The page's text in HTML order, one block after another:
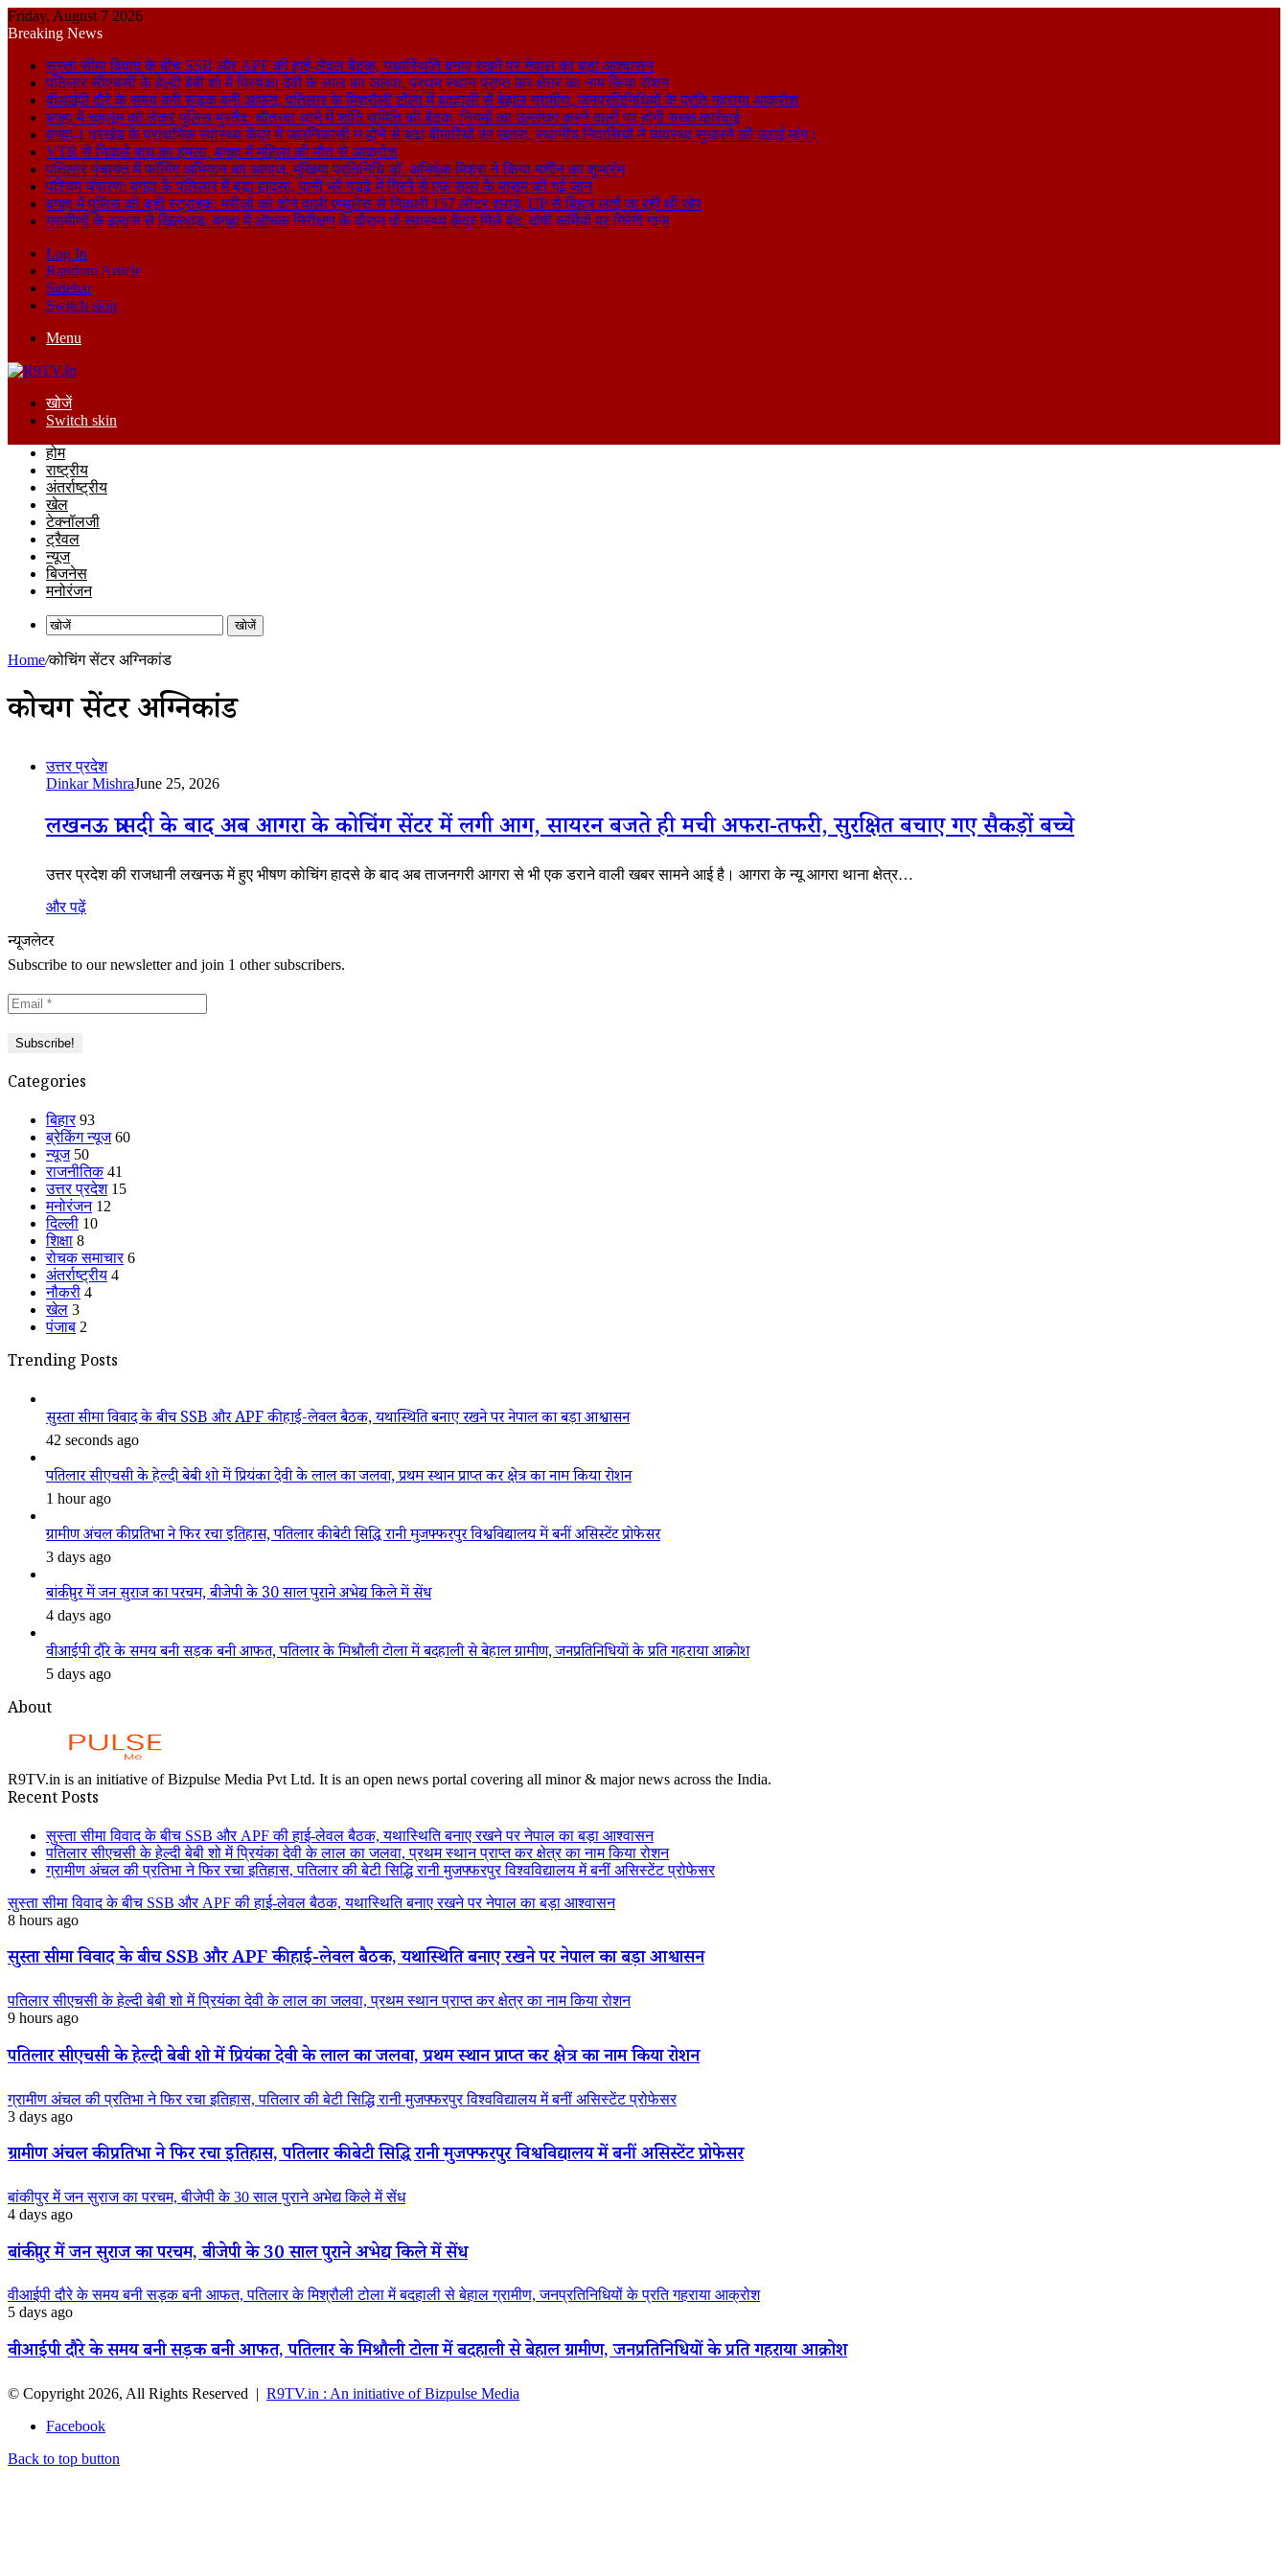
Friday, August 7 2026
Breaking News
सुस्ता सीमा विवाद के बीच SSB और APF की हाई-लेवल बैठक, यथास्थिति बनाए रखने पर नेपाल का बड़ा आश्वासन
पतिलार सीएचसी के हेल्दी बेबी शो में प्रियंका देवी के लाल का जलवा, प्रथम स्थान प्राप्त कर क्षेत्र का नाम किया रोशन
वीआईपी दौरे के समय बनी सड़क बनी आफत, पतिलार के मिश्रौली टोला में बदहाली से बेहाल ग्रामीण, जनप्रतिनिधियों के प्रति गहराया आक्रोश
बगहा में चहलूम को लेकर पुलिस मुस्तैद: चौतरवा थाने में शांति समिति की बैठक, नियमों का उल्लंघन करने वालों पर होगी सख्त कार्रवाई
बगहा-1 प्रखंड के प्राथमिक स्वास्थ्य केंद्र में जलनिकासी न होने से बढ़ा बीमारियों का खतरा, स्थानीय निवासियों ने व्यवस्था सुधारने की उठाई मांग।
VTR से निकले बाघ का हमला, बगहा में महिला की मौत से आक्रोश
पतिलार पंचायत में फॉगिंग अभियान का आगाज, मुखिया प्रतिनिधि डॉ. अभिषेक मिश्रा ने किया मशीन का शुभारंभ
पश्चिम चंपारण: बगहा के पतिलार में बड़ा हादसा, पानी भरे गड्ढे में गिरने से एक साल के मासूम की गई जान
बगहा में पुलिस की बड़ी स्ट्राइक: मरीजों को ढोने वाली एम्बुलेंस से निकली 157 लीटर शराब, UP से बिहार लाई जा रही थी खेप
ग्रामीणों के इलाज से खिलवाड़: बगहा में औचक निरीक्षण के दौरान दो स्वास्थ्य केंद्र मिले बंद, दोषी कर्मियों पर गिरेगी गाज
Log In
Random Article
Sidebar
Switch skin
Menu
खोजें
Switch skin
होम
राष्ट्रीय
अंतर्राष्ट्रीय
खेल
टेक्नॉलजी
ट्रैवल
न्यूज
बिजनेस
मनोरंजन
खोजें
Home/कोचिंग सेंटर अग्निकांड
कोचिंग सेंटर अग्निकांड
उत्तर प्रदेश
Dinkar MishraJune 25, 2026
लखनऊ त्रासदी के बाद अब आगरा के कोचिंग सेंटर में लगी आग, सायरन बजते ही मची अफरा-तफरी, सुरक्षित बचाए गए सैकड़ों बच्चे
उत्तर प्रदेश की राजधानी लखनऊ में हुए भीषण कोचिंग हादसे के बाद अब ताजनगरी आगरा से भी एक डराने वाली खबर सामने आई है। आगरा के न्यू आगरा थाना क्षेत्र…
और पढ़ें
न्यूजलेटर
Subscribe to our newsletter and join 1 other subscribers.
Categories
बिहार 93
ब्रेकिंग न्यूज 60
न्यूज 50
राजनीतिक 41
उत्तर प्रदेश 15
मनोरंजन 12
दिल्ली 10
शिक्षा 8
रोचक समाचार 6
अंतर्राष्ट्रीय 4
नौकरी 4
खेल 3
पंजाब 2
Trending Posts
सुस्ता सीमा विवाद के बीच SSB और APF की हाई-लेवल बैठक, यथास्थिति बनाए रखने पर नेपाल का बड़ा आश्वासन
42 seconds ago
पतिलार सीएचसी के हेल्दी बेबी शो में प्रियंका देवी के लाल का जलवा, प्रथम स्थान प्राप्त कर क्षेत्र का नाम किया रोशन
1 hour ago
ग्रामीण अंचल की प्रतिभा ने फिर रचा इतिहास, पतिलार की बेटी सिद्धि रानी मुजफ्फरपुर विश्वविद्यालय में बनीं असिस्टेंट प्रोफेसर
3 days ago
बांकीपुर में जन सुराज का परचम, बीजेपी के 30 साल पुराने अभेद्य किले में सेंध
4 days ago
वीआईपी दौरे के समय बनी सड़क बनी आफत, पतिलार के मिश्रौली टोला में बदहाली से बेहाल ग्रामीण, जनप्रतिनिधियों के प्रति गहराया आक्रोश
5 days ago
About
R9TV.in is an initiative of Bizpulse Media Pvt Ltd. It is an open news portal covering all minor & major news across the India.
Recent Posts
सुस्ता सीमा विवाद के बीच SSB और APF की हाई-लेवल बैठक, यथास्थिति बनाए रखने पर नेपाल का बड़ा आश्वासन
पतिलार सीएचसी के हेल्दी बेबी शो में प्रियंका देवी के लाल का जलवा, प्रथम स्थान प्राप्त कर क्षेत्र का नाम किया रोशन
ग्रामीण अंचल की प्रतिभा ने फिर रचा इतिहास, पतिलार की बेटी सिद्धि रानी मुजफ्फरपुर विश्वविद्यालय में बनीं असिस्टेंट प्रोफेसर
सुस्ता सीमा विवाद के बीच SSB और APF की हाई-लेवल बैठक, यथास्थिति बनाए रखने पर नेपाल का बड़ा आश्वासन
8 hours ago
सुस्ता सीमा विवाद के बीच SSB और APF की हाई-लेवल बैठक, यथास्थिति बनाए रखने पर नेपाल का बड़ा आश्वासन
पतिलार सीएचसी के हेल्दी बेबी शो में प्रियंका देवी के लाल का जलवा, प्रथम स्थान प्राप्त कर क्षेत्र का नाम किया रोशन
9 hours ago
पतिलार सीएचसी के हेल्दी बेबी शो में प्रियंका देवी के लाल का जलवा, प्रथम स्थान प्राप्त कर क्षेत्र का नाम किया रोशन
ग्रामीण अंचल की प्रतिभा ने फिर रचा इतिहास, पतिलार की बेटी सिद्धि रानी मुजफ्फरपुर विश्वविद्यालय में बनीं असिस्टेंट प्रोफेसर
3 days ago
ग्रामीण अंचल की प्रतिभा ने फिर रचा इतिहास, पतिलार की बेटी सिद्धि रानी मुजफ्फरपुर विश्वविद्यालय में बनीं असिस्टेंट प्रोफेसर
बांकीपुर में जन सुराज का परचम, बीजेपी के 30 साल पुराने अभेद्य किले में सेंध
4 days ago
बांकीपुर में जन सुराज का परचम, बीजेपी के 30 साल पुराने अभेद्य किले में सेंध
वीआईपी दौरे के समय बनी सड़क बनी आफत, पतिलार के मिश्रौली टोला में बदहाली से बेहाल ग्रामीण, जनप्रतिनिधियों के प्रति गहराया आक्रोश
5 days ago
वीआईपी दौरे के समय बनी सड़क बनी आफत, पतिलार के मिश्रौली टोला में बदहाली से बेहाल ग्रामीण, जनप्रतिनिधियों के प्रति गहराया आक्रोश
© Copyright 2026, All Rights Reserved | R9TV.in : An initiative of Bizpulse Media
Facebook
Back to top button